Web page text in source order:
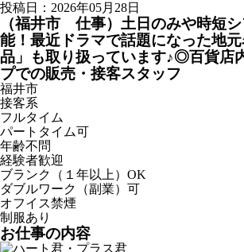
投稿日：2026年05月28日
（福井市 仕事）土日のみや時短
能！最近ドラマで話題になった地
品」も取り扱っています♪◎百貨店
プでの販売・接客スタッフ
福井市
接客系
フルタイム
パートタイム可
年齢不問
経験者歓迎
ブランク（１年以上）OK
ダブルワーク（副業）可
オフイス禁煙
制服あり
お仕事の内容